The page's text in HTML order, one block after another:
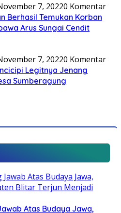
7, 20220 Komentar
Berhasil Temukan Korban
Arus Sungai Cendit
7, 20220 Komentar
Legitnya Jenang
Sumberagung
Atas Budaya Jawa,